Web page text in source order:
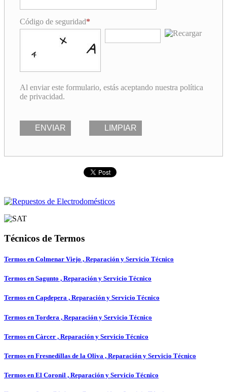
Código de seguridad
Al enviar este formulario, estás aceptando nuestra política
de privacidad.
ENVIAR LIMPIAR
Técnicos de Termos
Termos en Colmenar Viejo , Reparación y Servicio Técnico
Termos en Sagunto , Reparación y Servicio Técnico
Termos en Capdepera , Reparación y Servicio Técnico
Termos en Tordera , Reparación y Servicio Técnico
Termos en Càrcer , Reparación y Servicio Técnico
Termos en Fresnedillas de la Oliva , Reparación y Servicio Técnico
Termos en El Coronil , Reparación y Servicio Técnico